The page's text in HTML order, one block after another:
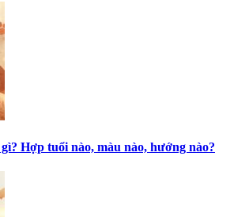
Hợp tuổi nào, màu nào, hướng nào?